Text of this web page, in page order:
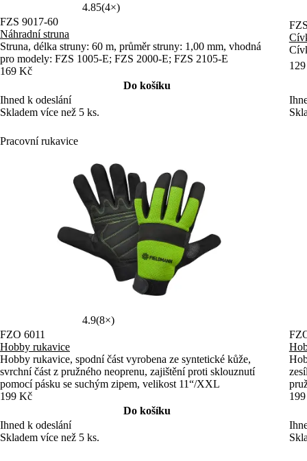
4.85(4×)
FZS 9017-60
Náhradní struna
Struna, délka struny: 60 m, průměr struny: 1,00 mm, vhodná
pro modely: FZS 1005-E; FZS 2000-E; FZS 2105-E
169 Kč
Do košíku
Ihned k odeslání
Skladem více než 5 ks.
Pracovní rukavice
4.9(8×)
FZO 6011
Hobby rukavice
Hobby rukavice, spodní část vyrobena ze syntetické kůže,
svrchní část z pružného neoprenu, zajištění proti sklouznutí
pomocí pásku se suchým zipem, velikost 11“/XXL
199 Kč
Do košíku
Ihned k odeslání
Skladem více než 5 ks.